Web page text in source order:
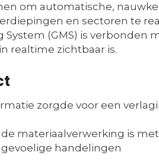
om automatische,
en sectoren te
System (GMS) is verbonden
realtime zichtbaar is.
zorgde voor een
materiaalverwerking is
handelingen